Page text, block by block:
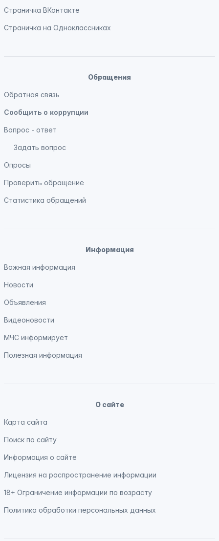
Страничка ВКонтакте
Страничка на Одноклассниках
Обращения
Обратная связь
Сообщить о коррупции
Вопрос - ответ
Задать вопрос
Опросы
Проверить обращение
Статистика обращений
Информация
Важная информация
Новости
Объявления
Видеоновости
МЧС информирует
Полезная информация
О сайте
Карта сайта
Поиск по сайту
Информация о сайте
Лицензия на распространение информации
18+ Ограничение информации по возрасту
Политика обработки персональных данных